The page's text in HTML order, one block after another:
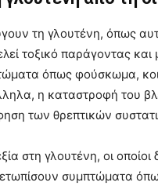
τη γλουτένη, όπως
τοξικό παράγοντας
όπως φούσκωμα,
η καταστροφή του
των θρεπτικών
στη γλουτένη, οι οποίοι
συμπτώματα